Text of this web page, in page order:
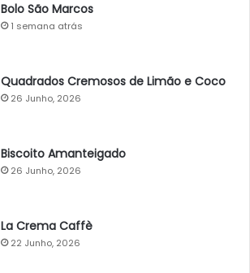
Bolo São Marcos
1 semana atrás
Quadrados Cremosos de Limão e Coco
26 Junho, 2026
Biscoito Amanteigado
26 Junho, 2026
La Crema Caffè
22 Junho, 2026